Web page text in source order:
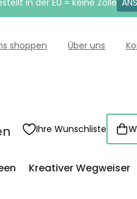
in der EU = keine Zölle
shoppen Über uns
Ihre Wunschliste
Kreativer Wegweiser